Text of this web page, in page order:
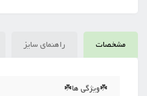
مشخصات راهنمای سایز
☘️ویژگی ها☘️